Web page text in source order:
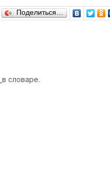
Поделиться…
в словаре.